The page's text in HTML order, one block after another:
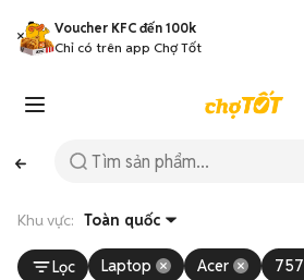
Voucher KFC đến 100k
Chỉ có trên app Chợ Tốt
Khu vực: Toàn quốc
Lọc Laptop Acer 757